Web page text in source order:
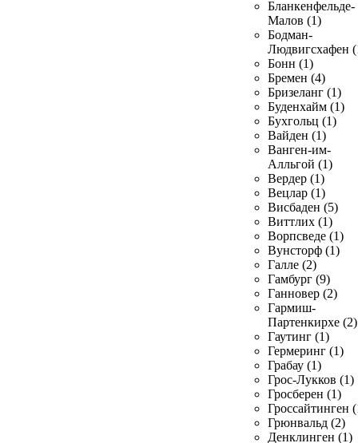
Бланкенфельде-
Малов (1)
Бодман-
Людвигсхафен
Бонн (1)
Бремен (4)
Бризеланг (1)
Буденхайм (1)
Бухгольц (1)
Вайден (1)
Ванген-им-
Алльгой (1)
Вердер (1)
Вецлар (1)
Висбаден (5)
Виттлих (1)
Ворпсведе (1)
Вунсторф (1)
Галле (2)
Гамбург (9)
Ганновер (2)
Гармиш-
Партенкирхе (2)
Гаутинг (1)
Гермеринг (1)
Грабау (1)
Грос-Лукков (1)
Гросберен (1)
Гроссайтинген
Грюнвальд (2)
Денклинген (1)